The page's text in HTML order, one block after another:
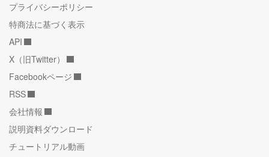
プライバシーポリシー
特商法に基づく表示
API
X（旧Twitter）
Facebookページ
RSS
会社情報
説明資料ダウンロード
チュートリアル動画